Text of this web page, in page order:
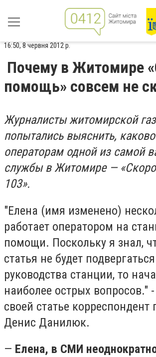
16:50, 8 червня 2012 р.
Почему в Житомире
помощь» совсем не
Журналисты житомирской
попытались выяснить,
операторам одной из самой
службы в Житомире —
103».
"Елена (имя изменено)
работает оператором на
помощи. Поскольку я знал,
статья не будет
руководства станции, то
наиболее острых вопросов."
своей статье корреспондент
Денис Данилюк.
— Елена, в СМИ